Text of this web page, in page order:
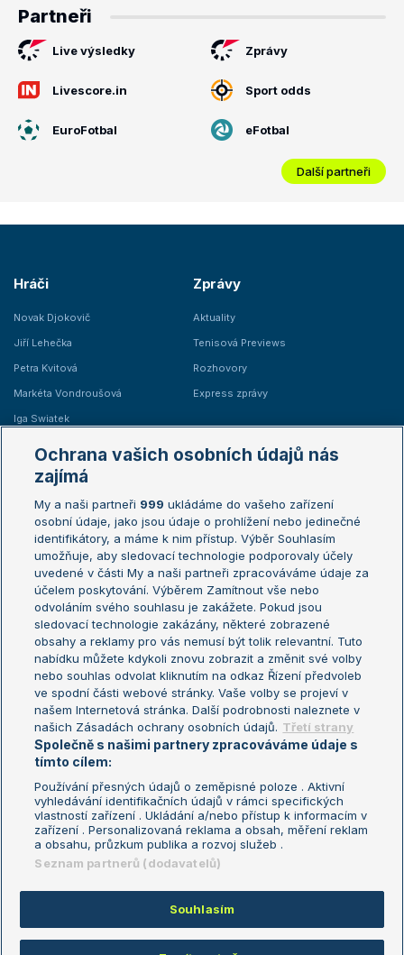
Partneři
Live výsledky Zprávy
Livescore.in Sport odds
EuroFotbal eFotbal
Další partneři
Hráči
Novak Djokovič
Jiří Lehečka
Petra Kvitová
Markéta Vondroušová
Iga Swiatek
Zprávy
Aktuality
Tenisová Previews
Rozhovory
Express zprávy
Žebříčky
Žebříček ATP (muži)
Žebříček WTA (ženy)
Sázkařský žebříček
Australian Open
French Open
Wimbledon
US Open
Turnaj mistrů
Turnaj mistryň
Aktualní trendy
Fotbalové přestupy
Livesport Daily
LS Prague Open
Podmínky užití
Nastavení soukromí
GDPR a žurnalistika
Reklama
Kontakt
Informace o zpracování osobních
údajů
Copyright © 2008-2026 TenisPortal.cz. Využíváme zpravodajství ČTK.
Ochrana vašich osobních údajů nás
zajímá
My a naši partneři 999 ukládáme do vašeho zařízení
osobní údaje, jako jsou údaje o prohlížení nebo jedinečné
identifikátory, a máme k nim přístup. Výběr Souhlasím
umožňuje, aby sledovací technologie podporovaly účely
uvedené v části My a naši partneři zpracováváme údaje za
účelem poskytování. Výběrem Zamítnout vše nebo
odvoláním svého souhlasu je zakážete. Pokud jsou
sledovací technologie zakázány, některé zobrazené
obsahy a reklamy pro vás nemusí být tolik relevantní. Tuto
nabídku můžete kdykoli znovu zobrazit a změnit své volby
nebo souhlas odvolat kliknutím na odkaz Řízení předvoleb
ve spodní části webové stránky. Vaše volby se projeví v
našem Internetová stránka. Další podrobnosti naleznete v
našich Zásadách ochrany osobních údajů. Třetí strany
Společně s našimi partnery zpracováváme údaje s
tímto cílem:
Používání přesných údajů o zeměpisné poloze . Aktivní
vyhledávání identifikačních údajů v rámci specifických
vlastností zařízení . Ukládání a/nebo přístup k informacím v
zařízení . Personalizovaná reklama a obsah, měření reklam
a obsahu, průzkum publika a rozvoj služeb .
Seznam partnerů (dodavatelů)
Souhlasím